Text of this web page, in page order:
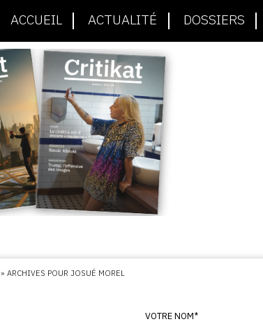
ACCUEIL ACTUALITÉ DOSSIERS
»ARCHIVES POUR JOSUÉ MOREL
VOTRE NOM*